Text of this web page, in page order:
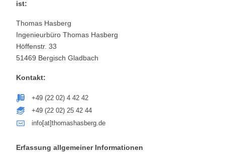
ist:
Thomas Hasberg
Ingenieurbüro Thomas Hasberg
Höffenstr. 33
51469 Bergisch Gladbach
Kontakt:
+49 (22 02) 4 42 42
+49 (22 02) 25 42 44
info[at]thomashasberg.de
Erfassung allgemeiner Informationen